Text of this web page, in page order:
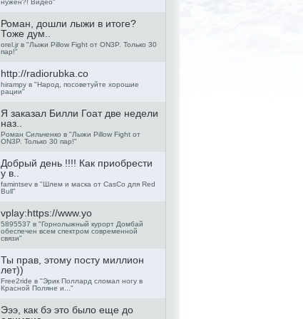
нужен?! Видео"
Роман, дошли лыжи в итоге?
Тоже дум..
orel.jr в "Лыжи Pillow Fight от ON3P. Только 30
пар!"
http://rad­iorubka.co
hirampy в "Народ, посоветуйте хорошие
рации"
Я заказал Билли Гоат две недели
наз..
Роман Сильченко в "Лыжи Pillow Fight от
ON3P. Только 30 пар!"
Добрый день !!!! Как приобрести
у в..
famintsev в "Шлем и маска от CasCo для Red
Bull"
vplay:http­s://www.yo
5895537 в "Горнолыжный курорт Домбай
обеспечен всем спектром современной
связи"
Ты прав, этому посту миллион
лет))
Free2ride в "Эрик Поллард сломал ногу в
Красной Поляне и..."
Эээ, как бэ это было еще до